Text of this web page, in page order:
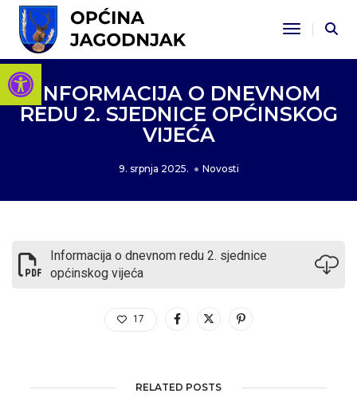
Open toolbar
Toggle
INFORMACIJA O DNEVNOM
REDU 2. SJEDNICE OPĆINSKOG
VIJEĆA
9. srpnja 2025. Novosti
Informacija o dnevnom redu 2. sjednice
općinskog vijeća
17
RELATED POSTS